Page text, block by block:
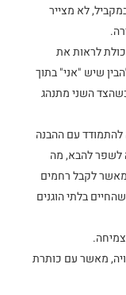
לא מצייר
לראות את
שיש "אני" בתוך
השני מתנהג
להתמודד עם ההבנה
לשפר להבא, מה
מאשר לקבל רחמים
בלתי הוגנים
מאשר עם כותרת